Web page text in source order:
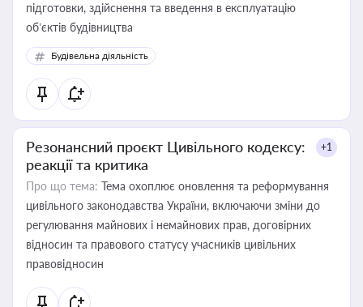
підготовки, здійснення та введення в експлуатацію
об’єктів будівництва
Будівельна діяльність
Резонансний проєкт Цивільного кодексу:
реакції та критика
+1
Про що тема: Тема охоплює оновлення та реформування
цивільного законодавства України, включаючи зміни до
регулювання майнових і немайнових прав, договірних
відносин та правового статусу учасників цивільних
правовідносин